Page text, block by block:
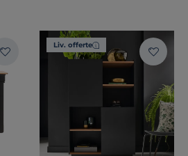
Liv. offerte